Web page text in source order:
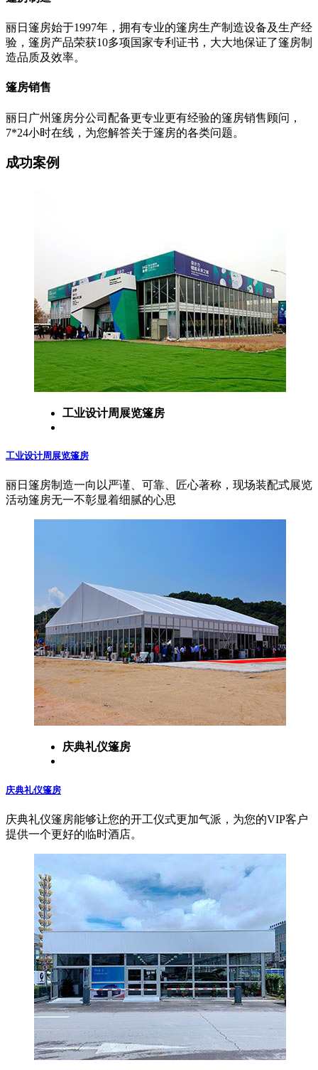
丽日篷房始于1997年，拥有专业的篷房生产制造设备及生产经
验，篷房产品荣获10多项国家专利证书，大大地保证了篷房制
造品质及效率。
篷房销售
丽日广州篷房分公司配备更专业更有经验的篷房销售顾问，
7*24小时在线，为您解答关于篷房的各类问题。
成功案例
工业设计周展览篷房
工业设计周展览篷房
丽日篷房制造一向以严谨、可靠、匠心著称，现场装配式展览
活动篷房无一不彰显着细腻的心思
庆典礼仪篷房
庆典礼仪篷房
庆典礼仪篷房能够让您的开工仪式更加气派，为您的VIP客户
提供一个更好的临时酒店。